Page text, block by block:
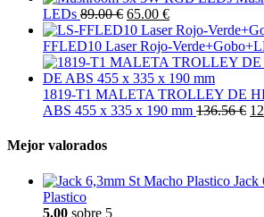
LEDs 89.00 € 65.00 €
FFLED10 Laser Rojo-
1819-T1 MALETA TROLLEY DE
ABS 455 x 335 x 190 mm 136.56 €
Mejor valorados
Jack
Plastico
5.00 sobre 5